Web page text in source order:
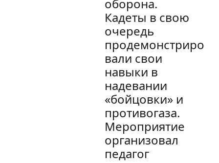
оборона.
Кадеты в свою
очередь
продемонстриро
вали свои
навыки в
надевании
«бойцовки» и
противогаза.
Мероприятие
организовал
педагог